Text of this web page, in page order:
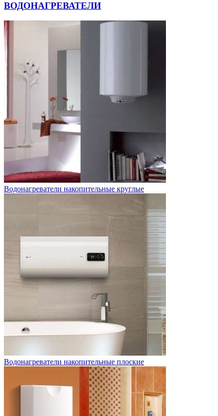
ВОДОНАГРЕВАТЕЛИ
Водонагреватели накопительные круглые
Водонагреватели накопительные плоские